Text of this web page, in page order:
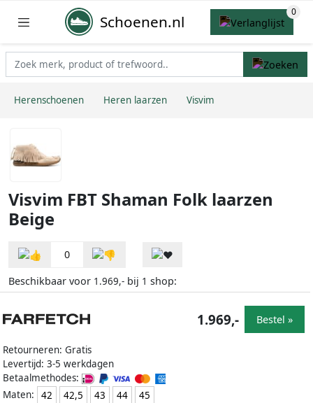
Schoenen.nl
Herenschoenen Heren laarzen Visvim
Visvim FBT Shaman Folk laarzen
Beige
0
Beschikbaar voor 1.969,- bij 1 shop:
Retourneren: Gratis
Levertijd: 3-5 werkdagen
Betaalmethodes:
Maten:
42 42,5 43 44 45
1.969,- Bestel »